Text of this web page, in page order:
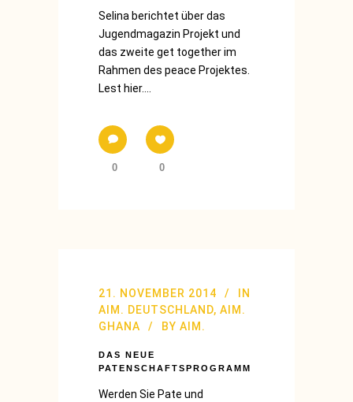
Selina berichtet über das
Jugendmagazin Projekt und
das zweite get together im
Rahmen des peace Projektes.
Lest hier....
0 0
21. NOVEMBER 2014
IN
AIM. DEUTSCHLAND, AIM.
GHANA
BY AIM.
DAS NEUE
PATENSCHAFTSPROGRAMM
Werden Sie Pate und